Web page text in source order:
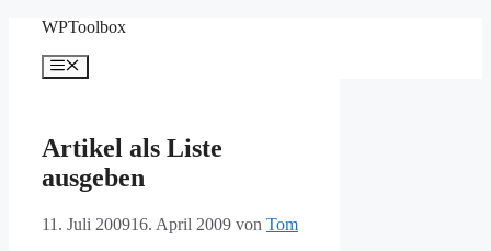
springen
WPToolbox
Menü
Artikel als Liste
ausgeben
11. Juli 200916. April 2009 von Tom